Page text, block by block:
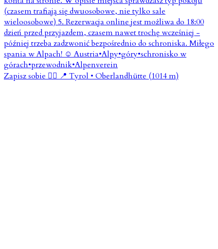
Zapisz sobie 👇🏼 📍 Tyrol • Oberlandhütte (1014 m)